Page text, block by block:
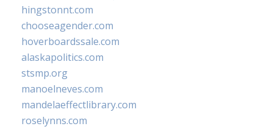
hingstonnt.com
chooseagender.com
hoverboardssale.com
alaskapolitics.com
stsmp.org
manoelneves.com
mandelaeffectlibrary.com
roselynns.com